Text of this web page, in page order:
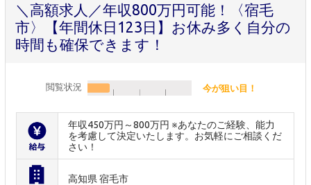
＼高額求人／年収800万円可能！〈宿毛
市〉【年間休日123日】お休み多く自分の
時間も確保できます！
閲覧状況 今が狙い目！
年収450万円～800万円 ※あなたのご経験、能力
を考慮して決定いたします。お気軽にご相談くだ
さい！
高知県 宿毛市